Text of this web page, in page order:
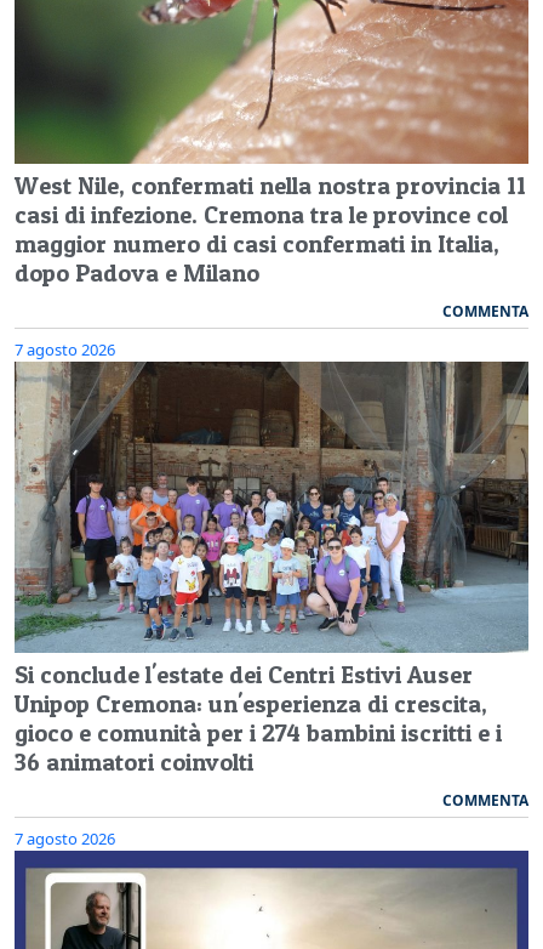
West Nile, confermati nella nostra provincia 11
casi di infezione. Cremona tra le province col
maggior numero di casi confermati in Italia,
dopo Padova e Milano
COMMENTA
7 agosto 2026
Si conclude l'estate dei Centri Estivi Auser
Unipop Cremona: un'esperienza di crescita,
gioco e comunità per i 274 bambini iscritti e i
36 animatori coinvolti
COMMENTA
7 agosto 2026